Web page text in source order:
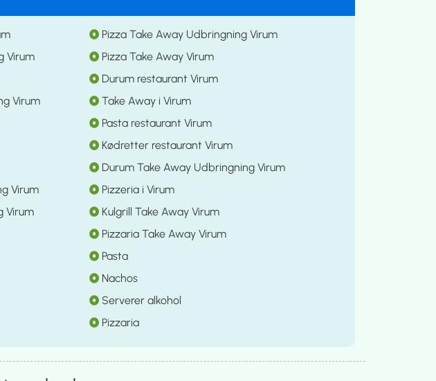
Pizza Take Away Udbringning Virum
Virum
Pizza Take Away Virum
Durum restaurant Virum
Virum
Take Away i Virum
Pasta restaurant Virum
Kødretter restaurant Virum
Durum Take Away Udbringning Virum
Virum
Pizzeria i Virum
Virum
Kulgrill Take Away Virum
Pizzaria Take Away Virum
Pasta
Nachos
Serverer alkohol
Pizzaria